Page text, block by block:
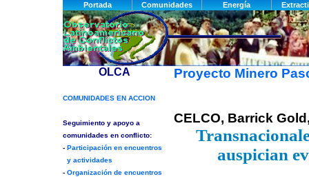
Proyecto Minero
CELCO, Barrick
auspician